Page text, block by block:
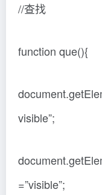
//查找
function que(){
visible”;
=”visible”;